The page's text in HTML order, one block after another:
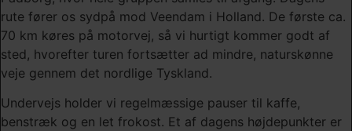
rute fører os sydpå mod Veendam i Holland. De første ca.
70 km køres på motorvej, så vi hurtigt kommer godt af
sted, hvorefter turen fortsætter ad mindre, naturskønne
veje gennem det nordlige Tyskland.
Undervejs holder vi regelmæssige pauser til kaffe,
benstræk og en let frokost. Et af dagens højdepunkter er